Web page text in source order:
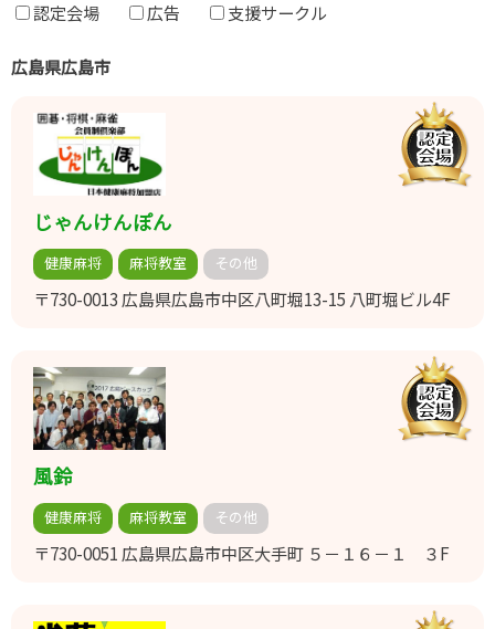
認定会場 広告 支援サークル
広島県広島市
じゃんけんぽん
健康麻将 麻将教室 その他
〒730-0013 広島県広島市中区八町堀13-15 八町堀ビル4F
風鈴
健康麻将 麻将教室 その他
〒730-0051 広島県広島市中区大手町 ５－１６－１ ３F